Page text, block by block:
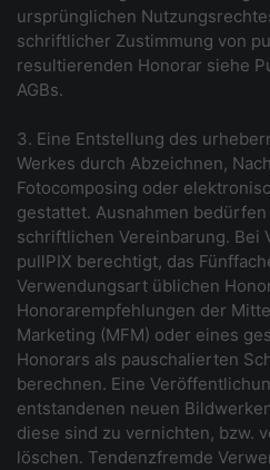
ursprünglichen
schriftlicher Zustimmung von
resultierenden Honorar siehe
AGBs.
3. Eine Entstellung des
Werkes durch Abzeichnen,
Fotocomposing oder
gestattet. Ausnahmen
schriftlichen Vereinbarung. Bei
pullPIX berechtigt, das
Verwendungsart üblichen
Honorarempfehlungen der
Marketing (MFM) oder eines
Honorars als pauschalierten
berechnen. Eine
entstandenen neuen
diese sind zu vernichten, bzw.
löschen. Tendenzfremde